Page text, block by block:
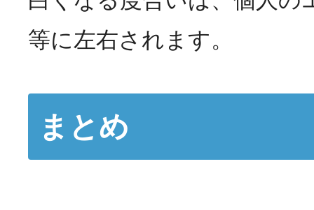
等に左右されます。
まとめ